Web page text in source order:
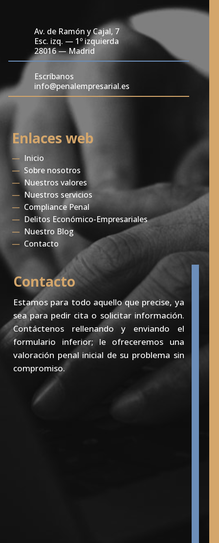
Av. de Ramón y Cajal, 7
Esc. izq. — 1º izquierda
28016 — Madrid
Escríbanos
info@penalempresarial.es
Enlaces web
— Inicio
— Sobre nosotros
—Nuestros valores
— Nuestros servicios
— Compliance Penal
— Delitos Económico-Empresariales
— Nuestro Blog
— Contacto
Contacto
Estamos para todo aquello que precise, ya
sea para pedir cita o solicitar información.
Contáctenos rellenando y enviando el
formulario inferior; le ofreceremos una
valoración penal inicial de su problema sin
compromiso.